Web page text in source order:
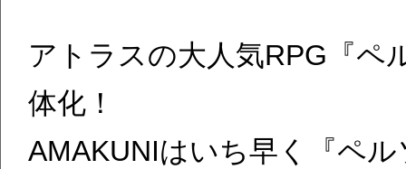
アトラスの大人気RPG『ペ
体化！
AMAKUNIはいち早く『ペ